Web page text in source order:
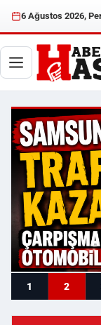
6 Ağustos 2026,
1 2